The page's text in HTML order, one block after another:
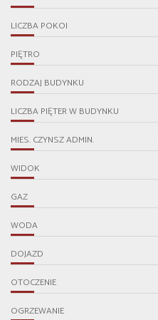
LICZBA POKOI
PIĘTRO
RODZAJ BUDYNKU
LICZBA PIĘTER W BUDYNKU
MIES. CZYNSZ ADMIN.
WIDOK
GAZ
WODA
DOJAZD
OTOCZENIE
OGRZEWANIE